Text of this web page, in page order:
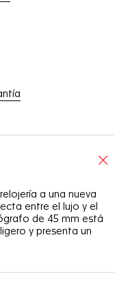
a una nueva
entre el lujo y el
de 45 mm está
y presenta un